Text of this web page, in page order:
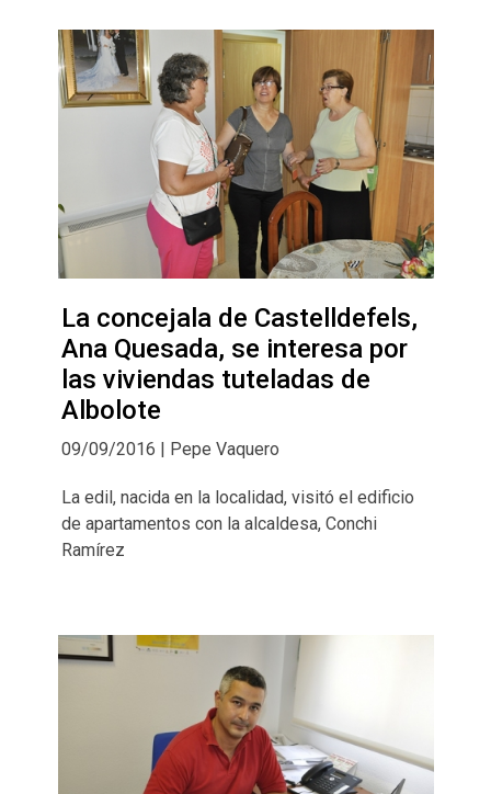
La concejala de Castelldefels,
Ana Quesada, se interesa por
las viviendas tuteladas de
Albolote
09/09/2016 | Pepe Vaquero
La edil, nacida en la localidad, visitó el edificio
de apartamentos con la alcaldesa, Conchi
Ramírez